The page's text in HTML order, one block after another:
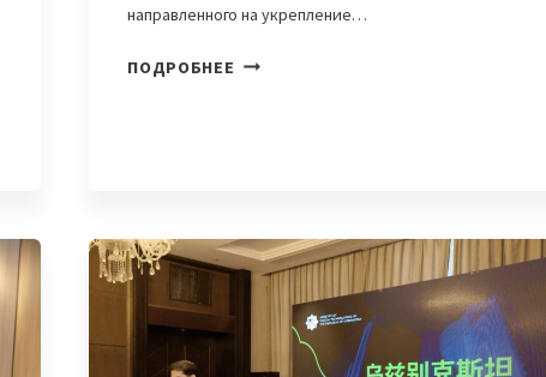
направленного на укрепление…
ПОДРОБНЕЕ RINGI
КАЗАХСТАНОМ
ЯПОНИЕЙ